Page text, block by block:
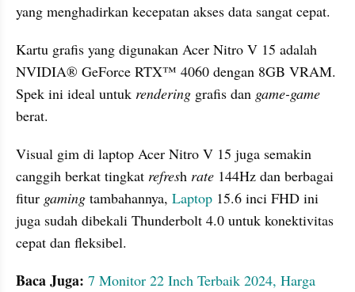
yang menghadirkan kecepatan akses data sangat cepat.
Kartu grafis yang digunakan Acer Nitro V 15 adalah
NVIDIA® GeForce RTX™ 4060 dengan 8GB VRAM.
Spek ini ideal untuk rendering grafis dan game-game
berat.
Visual gim di laptop Acer Nitro V 15 juga semakin
canggih berkat tingkat refresh rate 144Hz dan berbagai
fitur gaming tambahannya, Laptop 15.6 inci FHD ini
juga sudah dibekali Thunderbolt 4.0 untuk konektivitas
cepat dan fleksibel.
Baca Juga: 7 Monitor 22 Inch Terbaik 2024, Harga